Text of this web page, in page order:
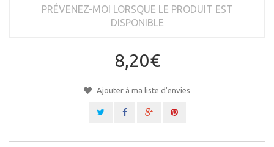
PRÉVENEZ-MOI LORSQUE LE PRODUIT EST
DISPONIBLE
8,20€
Ajouter à ma liste d'envies